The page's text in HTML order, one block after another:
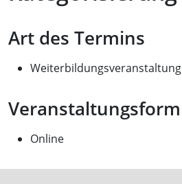
Art des Termins
Weiterbildungsveranstaltung
Veranstaltungsform
Online